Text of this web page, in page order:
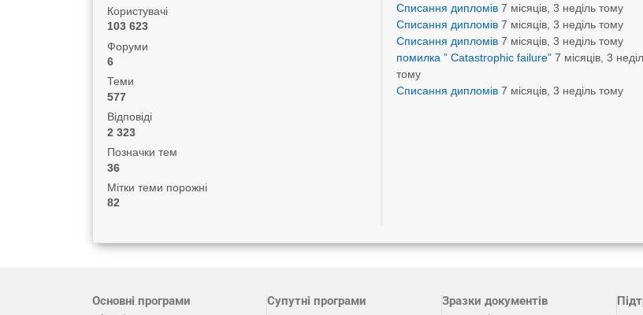
Користувачі
103 623
Форуми
6
Теми
577
Відповіді
2 323
Позначки тем
36
Мітки теми порожні
82
Списання дипломів 7 місяців, 3 неділь тому
Списання дипломів 7 місяців, 3 неділь тому
Списання дипломів 7 місяців, 3 неділь тому
помилка ” Catastrophic failure” 7 місяців, 3
тому
Списання дипломів 7 місяців, 3 неділь тому
Основні програми Супутні програми Зразки документів